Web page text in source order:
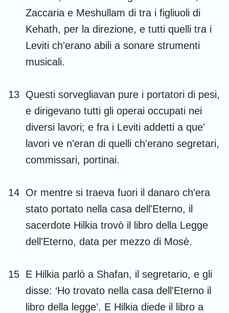
Zaccaria e Meshullam di tra i figliuoli di
Kehath, per la direzione, e tutti quelli tra i
Leviti ch'erano abili a sonare strumenti
musicali.
13 Questi sorvegliavan pure i portatori di pesi,
e dirigevano tutti gli operai occupati nei
diversi lavori; e fra i Leviti addetti a que'
lavori ve n'eran di quelli ch'erano segretari,
commissari, portinai.
14 Or mentre si traeva fuori il danaro ch'era
stato portato nella casa dell'Eterno, il
sacerdote Hilkia trovò il libro della Legge
dell'Eterno, data per mezzo di Mosè.
15 E Hilkia parlò a Shafan, il segretario, e gli
disse: ‘Ho trovato nella casa dell'Eterno il
libro della legge’. E Hilkia diede il libro a